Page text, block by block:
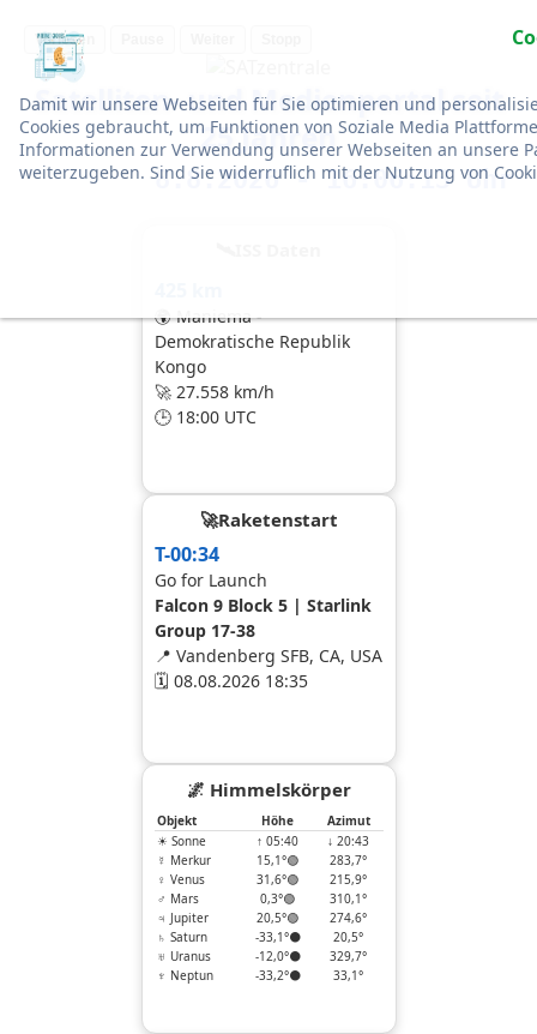
Vorlesen
Damit wir unsere Webseiten für Sie optimieren und
Cookies gebraucht, um Funktionen von Soziale Media
Informationen zur Verwendung unserer Webseiten an unsere
weiterzugeben. Sind Sie widerruflich mit der Nutzung von
Satelliten- und Medienportal seit
25 Jahren
8.8.2026 - 16:06:15 Uhr
🌍 Maniema -
Demokratische Republik
Kongo
🚀 27.558 km/h
🕒 18:00 UTC
🚀Raketenstart
T-00:34
Go for Launch
Falcon 9 Block 5 | Starlink
Group 17-38
📍 Vandenberg SFB, CA, USA
🗓 08.08.2026 18:35
🌌 Himmelskörper
Objekt Höhe
Azimut
☀ Sonne
↑ 05:40
↓ 20:43
☿ Merkur
15,1°🟢
283,7°
♀ Venus
31,6°🟢
215,9°
♂ Mars
0,3°🟢
310,1°
♃ Jupiter
20,5°🟢
274,6°
♄ Saturn
-33,1°⚫
20,5°
♅ Uranus
-12,0°⚫
329,7°
♆ Neptun
-33,2°⚫ 33,1°